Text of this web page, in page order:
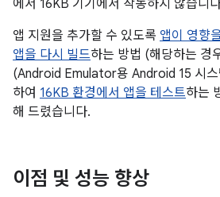
에서 16KB 기기에서 작동하지 않습니
앱 지원을 추가할 수 있도록 앱이 영향
앱을 다시 빌드하는 방법 (해당하는 경
(Android Emulator용 Android 15 시스
하여 16KB 환경에서 앱을 테스트하는
해 드렸습니다.
이점 및 성능 향상